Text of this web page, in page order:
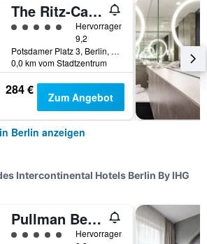
The Ritz-Carlton Berlin
Bewertungskategorie 5
Hervorragend
9,2
Potsdamer Platz 3, Berlin, Deutschland
0,0 km vom Stadtzentrum
284 € Zum Angebot
Berlin anzeigen
Intercontinental Hotels Berlin By IHG
Pullman Berlin Schweizerhof
Bewertungskategorie 5
Hervorragend